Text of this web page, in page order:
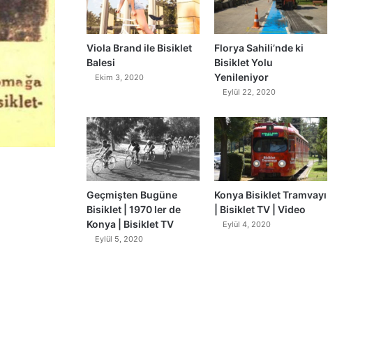
Viola Brand ile Bisiklet
Balesi
Ekim 3, 2020
Florya Sahili’nde ki
Bisiklet Yolu
Yenileniyor
Eylül 22, 2020
Geçmişten Bugüne
Bisiklet | 1970 ler de
Konya | Bisiklet TV
Eylül 5, 2020
Konya Bisiklet Tramvayı
| Bisiklet TV | Video
Eylül 4, 2020